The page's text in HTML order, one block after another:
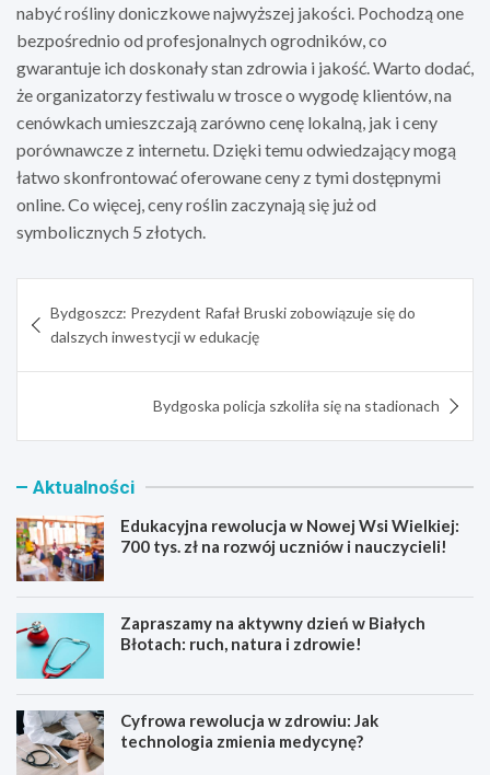
nabyć rośliny doniczkowe najwyższej jakości. Pochodzą one
bezpośrednio od profesjonalnych ogrodników, co
gwarantuje ich doskonały stan zdrowia i jakość. Warto dodać,
że organizatorzy festiwalu w trosce o wygodę klientów, na
cenówkach umieszczają zarówno cenę lokalną, jak i ceny
porównawcze z internetu. Dzięki temu odwiedzający mogą
łatwo skonfrontować oferowane ceny z tymi dostępnymi
online. Co więcej, ceny roślin zaczynają się już od
symbolicznych 5 złotych.
wpisu
Bydgoszcz: Prezydent Rafał Bruski zobowiązuje się do
dalszych inwestycji w edukację
Bydgoska policja szkoliła się na stadionach
Aktualności
Edukacyjna rewolucja w Nowej Wsi Wielkiej:
700 tys. zł na rozwój uczniów i nauczycieli!
Zapraszamy na aktywny dzień w Białych
Błotach: ruch, natura i zdrowie!
Cyfrowa rewolucja w zdrowiu: Jak
technologia zmienia medycynę?